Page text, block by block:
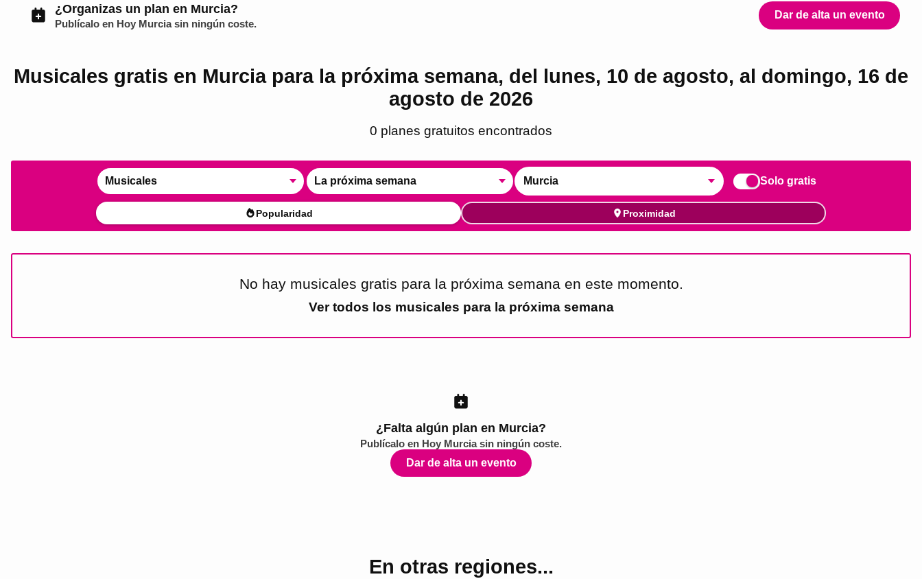
¿Organizas un plan en Murcia?
Publícalo en Hoy Murciasin ningún coste.
Dar de alta un evento
Musicales gratis en Murcia para la próxima semana, del lunes, 10 de agosto, al domingo, 16 de
agosto de 2026
0 planes gratuitos encontrados
Musicales La próxima semana Murcia Solo gratis
Popularidad Proximidad
No hay musicales gratis para la próxima semana en este momento.
Ver todos los musicales para la próxima semana
¿Falta algún plan en Murcia?
Publícalo en Hoy Murciasin ningún coste.
Dar de alta un evento
En otras regiones...